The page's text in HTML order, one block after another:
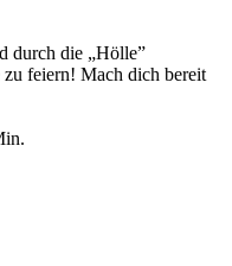
durch die „Hölle”
zu feiern! Mach dich bereit